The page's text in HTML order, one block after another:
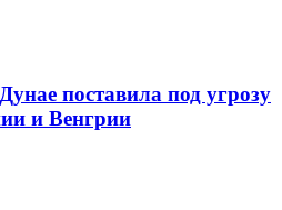
поставила под угрозу
и Венгрии